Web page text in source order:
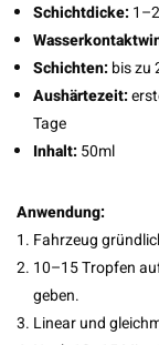
Schichtdicke:
Schichten:bis zu
Aushärtezeit:
Tage
Inhalt:50ml
Anwendung:
Fahrzeug
10–15 Tropfen
geben.
Linear und